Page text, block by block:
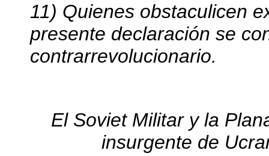
11) Quienes obstaculicen
presente declaración se
contrarrevolucionario.
El Soviet Militar y la
insurgente de